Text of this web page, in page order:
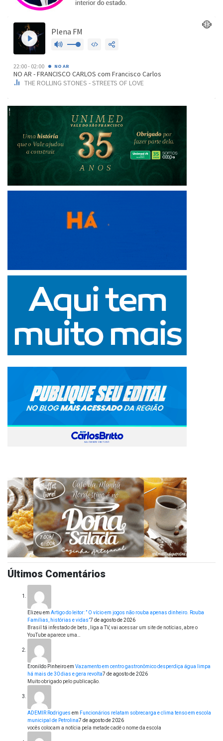
Últimos Comentários
Elizeu em Artigo do leitor: ” O vício em jogos não rouba apenas dinheiro. Rouba
Famílias, histórias e vidas”7 de agosto de 2026
Brasil tá infestado de bets , liga a TV, vai acessar um site de notícias, abre o
YouTube aparece uma…
Eronildo Pinheiroem Vazamento em centro gastronômico desperdiça água limpa
há mais de 30 dias e gera revolta7 de agosto de 2026
Muito obrigado pelo publicação.
ADEMIR Rodrigues em Funcionários relatam sobrecarga e clima tenso em escola
municipal de Petrolina7 de agosto de 2026
vocês colocam a notícia pela metade cadê o nome da escola